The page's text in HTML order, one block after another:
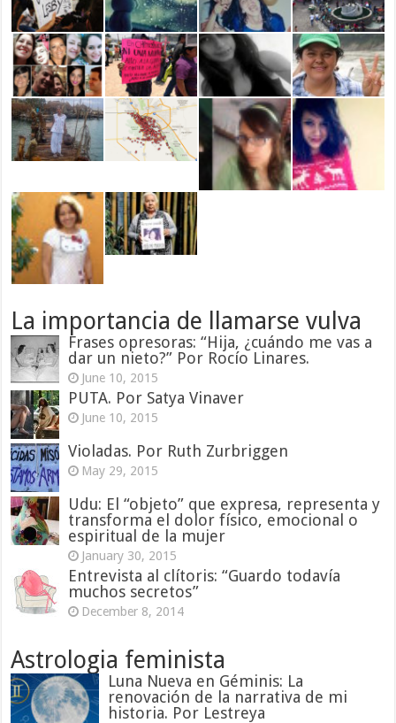
La importancia de llamarse vulva
Frases opresoras: “Hija, ¿cuándo me vas a
dar un nieto?” Por Rocío Linares.
June 10, 2015
PUTA. Por Satya Vinaver
June 10, 2015
Violadas. Por Ruth Zurbriggen
May 29, 2015
Udu: El “objeto” que expresa, representa y
transforma el dolor físico, emocional o
espiritual de la mujer
January 30, 2015
Entrevista al clítoris: “Guardo todavía
muchos secretos”
December 8, 2014
Astrologia feminista
Luna Nueva en Géminis: La
renovación de la narrativa de mi
historia. Por Lestreya